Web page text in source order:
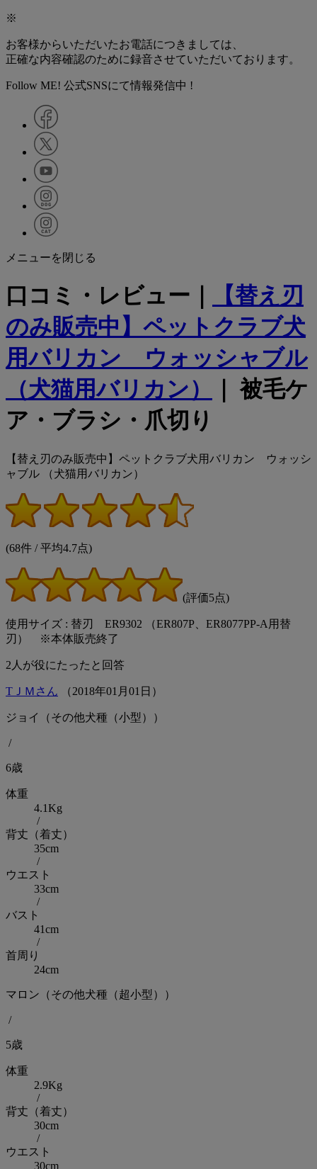
※
お客様からいただいたお電話につきましては、
正確な内容確認のために録音させていただいております。
Follow ME! 公式SNSにて情報発信中 !
メニューを閉じる
口コミ・レビュー｜
【替え刃
のみ販売中】ペットクラブ犬
用バリカン ウォッシャブル
（犬猫用バリカン）
｜ 被毛ケ
ア・ブラシ・爪切り
【替え刃のみ販売中】ペットクラブ犬用バリカン ウォッシ
ャブル （犬猫用バリカン）
(68件 / 平均4.7点)
(評価5点)
使用サイズ : 替刃 ER9302 （ER807P、ER8077PP-A用替
刃） ※本体販売終了
2 人が役にたったと回答
TＪＭさん （2018年01 月 01 日）
ジョイ（その他犬種（小型））
/
6歳
体重
4.1Kg
/
背丈（着丈）
35cm
/
ウエスト
33cm
/
バスト
41cm
/
首周り
24cm
マロン（その他犬種（超小型））
/
5歳
体重
2.9Kg
/
背丈（着丈）
30cm
/
ウエスト
30cm